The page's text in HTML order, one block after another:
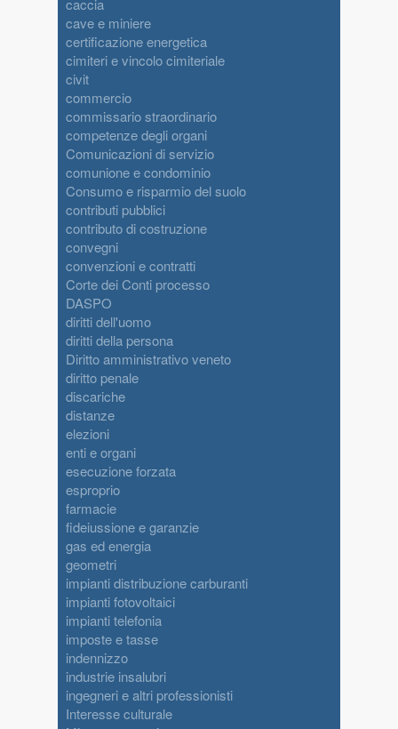
caccia
cave e miniere
certificazione energetica
cimiteri e vincolo cimiteriale
civit
commercio
commissario straordinario
competenze degli organi
Comunicazioni di servizio
comunione e condominio
Consumo e risparmio del suolo
contributi pubblici
contributo di costruzione
convegni
convenzioni e contratti
Corte dei Conti processo
DASPO
diritti dell'uomo
diritti della persona
Diritto amministrativo veneto
diritto penale
discariche
distanze
elezioni
enti e organi
esecuzione forzata
esproprio
farmacie
fideiussione e garanzie
gas ed energia
geometri
impianti distribuzione carburanti
impianti fotovoltaici
impianti telefonia
imposte e tasse
indennizzo
industrie insalubri
ingegneri e altri professionisti
Interesse culturale